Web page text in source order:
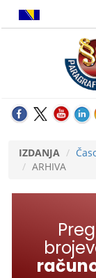
IZDANJA
ARHIVA